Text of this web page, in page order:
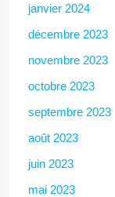
janvier 2024
décembre 2023
novembre 2023
octobre 2023
septembre 2023
août 2023
juin 2023
mai 2023